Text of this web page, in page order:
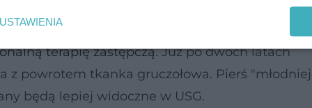
terapię zastępczą. Już po dwóch latach
powrotem tkanka gruczołowa. Pierś
będą lepiej widoczne w USG.
USTAWIENIA